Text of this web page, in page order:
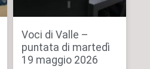
Voci di Valle –
puntata di martedì
19 maggio 2026